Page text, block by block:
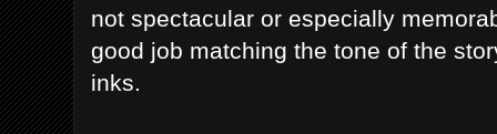
not spectacular or especially
good job matching the tone of the
inks.